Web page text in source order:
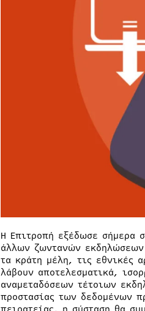
Η Επιτροπή εξέδωσε σήμερα
άλλων ζωντανών
τα κράτη μέλη, τις εθνικές
λάβουν αποτελεσματικά,
αναμεταδόσεων τέτοιων
προστασίας των δεδομένων